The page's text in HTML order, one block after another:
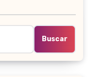
Buscar